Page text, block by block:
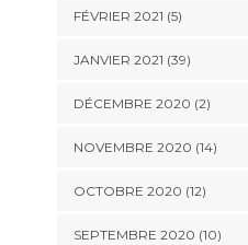
FÉVRIER 2021 (5)
JANVIER 2021 (39)
DÉCEMBRE 2020 (2)
NOVEMBRE 2020 (14)
OCTOBRE 2020 (12)
SEPTEMBRE 2020 (10)